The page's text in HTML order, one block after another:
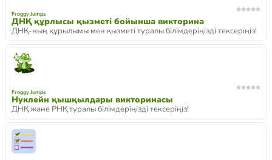
Froggy Jumps
ДНҚ құрлысы қызметі бойынша викторина
ДНҚ-ның құрылымы мен қызметі туралы білімдеріңізді тексеріңіз!
Froggy Jumps
Нуклейн қышқылдары викторинасы
ДНҚ және РНҚ туралы білімдеріңізді тексеріңіз!